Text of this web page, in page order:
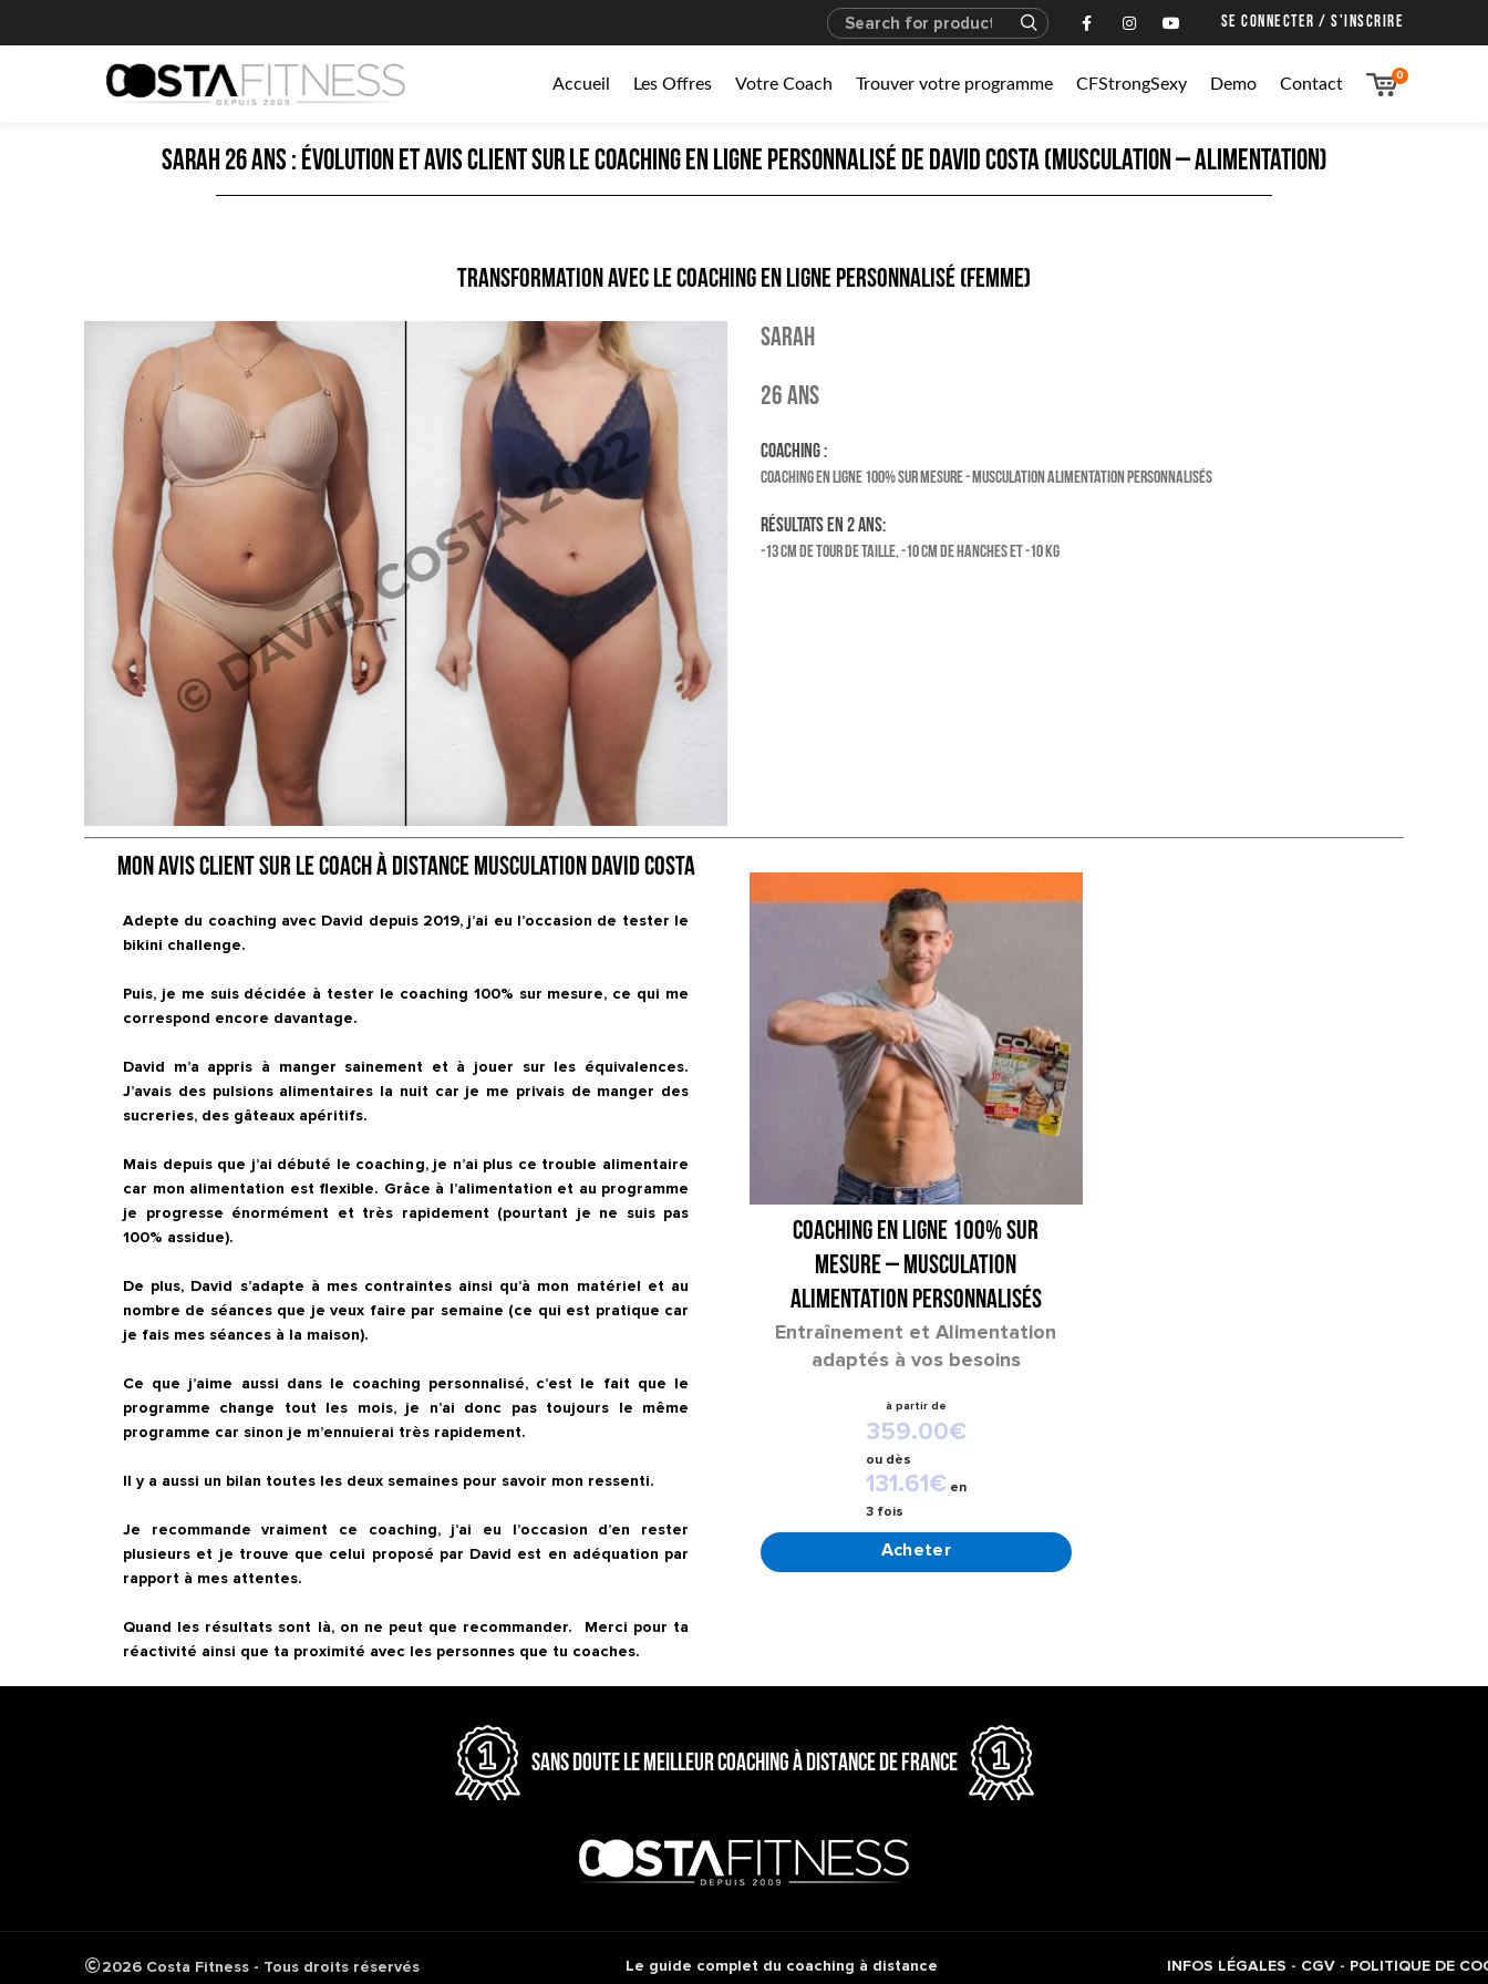
SE CONNECTER / S'INSCRIRE
Accueil Les Offres Votre Coach Trouver votre programme CFStrongSexy Demo Contact
0
Sarah 26 ans : évolution et avis client sur le coaching en ligne personnalisé de David Costa (musculation – alimentation)
Transformation avec le coaching en ligne personnalisé (femme)
Sarah
26 ans
Coaching :
COACHING EN LIGNE 100% SUR MESURE - Musculation Alimentation Personnalisés
Résultats en 2 ans:
-13 cm de tour de taille, -10 cm de hanches et -10 Kg
Mon avis client sur le coach à distance musculation David Costa
Adepte du coaching avec David depuis 2019, j’ai eu l’occasion de tester le
bikini challenge.
Puis, je me suis décidée à tester le coaching 100% sur mesure, ce qui me
correspond encore davantage.
David m’a appris à manger sainement et à jouer sur les équivalences.
J’avais des pulsions alimentaires la nuit car je me privais de manger des
sucreries, des gâteaux apéritifs.
Mais depuis que j’ai débuté le coaching, je n’ai plus ce trouble alimentaire
car mon alimentation est flexible. Grâce à l’alimentation et au programme
je progresse énormément et très rapidement (pourtant je ne suis pas
100% assidue).
De plus, David s’adapte à mes contraintes ainsi qu’à mon matériel et au
nombre de séances que je veux faire par semaine (ce qui est pratique car
je fais mes séances à la maison).
Ce que j’aime aussi dans le coaching personnalisé, c’est le fait que le
programme change tout les mois, je n’ai donc pas toujours le même
programme car sinon je m’ennuierai très rapidement.
Il y a aussi un bilan toutes les deux semaines pour savoir mon ressenti.
Je recommande vraiment ce coaching, j’ai eu l’occasion d’en rester
plusieurs et je trouve que celui proposé par David est en adéquation par
rapport à mes attentes.
Quand les résultats sont là, on ne peut que recommander.  Merci pour ta
COACHING EN LIGNE 100% SUR
MESURE – Musculation
Alimentation Personnalisés
Entraînement et Alimentation
adaptés à vos besoins
359.00€
ou dès
131.61€ en
3 fois
CHOIX DES OPTIONS
SANS DOUTE LE MEILLEUR COACHING À DISTANCE DE FRANCE
2026 Costa Fitness - Tous droits réservés Le guide complet du coaching à distance INFOS LÉGALES - CGV- POLITIQUE DE